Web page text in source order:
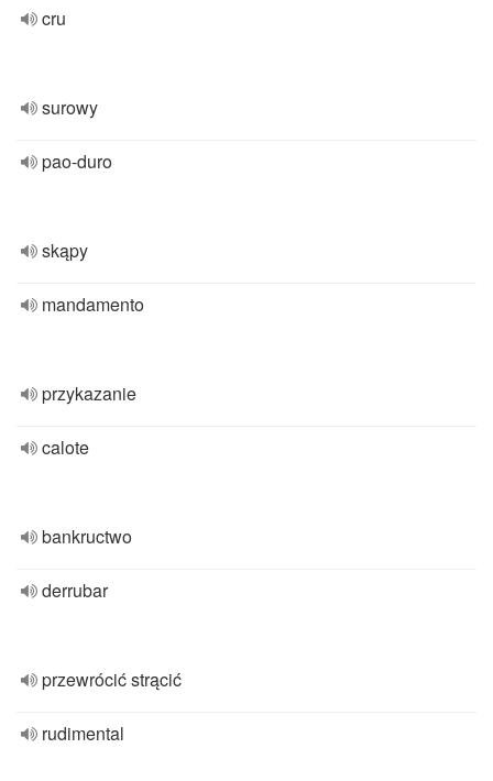
cru
surowy
pao-duro
skąpy
mandamento
przykazanie
calote
bankructwo
derrubar
przewrócić strącić
rudimental